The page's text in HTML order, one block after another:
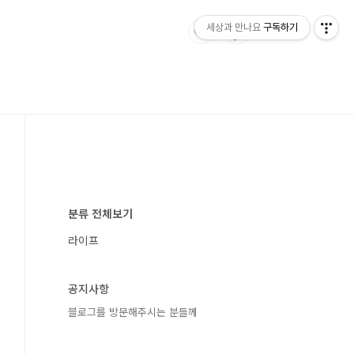
분류 전체보기
라이프
공지사항
블로그를 방문해주시는 분들께
세상과 만나요 구독하기